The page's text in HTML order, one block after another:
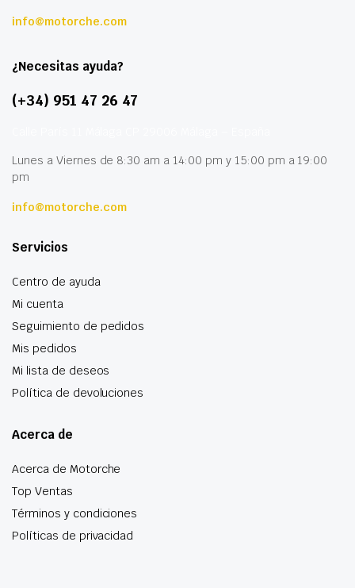
info@motorche.com
¿Necesitas ayuda?
(+34) 951 47 26 47
Lunes a Viernes de 8:30 am a 14:00 pm y 15:00 pm a 19:00
pm
info@motorche.com
Servicios
Centro de ayuda
Mi cuenta
Seguimiento de pedidos
Mis pedidos
Mi lista de deseos
Política de devoluciones
Acerca de
Acerca de Motorche
Top Ventas
Términos y condiciones
Políticas de privacidad